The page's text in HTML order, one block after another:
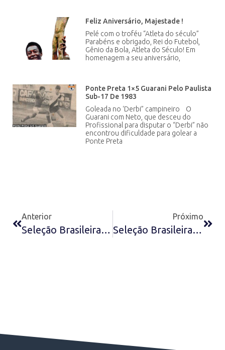
Feliz Aniversário, Majestade !
Pelé com o troféu “Atleta do século”
Parabéns e obrigado, Rei do Futebol,
Gênio da Bola, Atleta do Século! Em
homenagem a seu aniversário,
Ponte Preta 1×5 Guarani Pelo Paulista
Sub-17 De 1983
Goleada no ‘Derbi” campineiro O
Guarani com Neto, que desceu do
Profissional para disputar o “Derbi” não
encontrou dificuldade para golear a
Ponte Preta
Anterior
Seleção Brasileira Sub-20 De 1979
Próximo
Seleção Brasileira Sub-20 De 1979 – Parte 2